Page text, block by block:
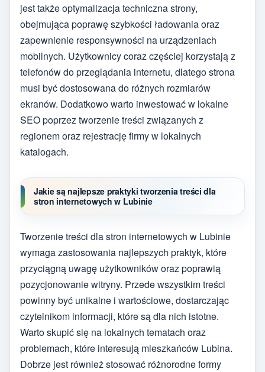
jest także optymalizacja techniczna strony,
obejmująca poprawę szybkości ładowania oraz
zapewnienie responsywności na urządzeniach
mobilnych. Użytkownicy coraz częściej korzystają z
telefonów do przeglądania internetu, dlatego strona
musi być dostosowana do różnych rozmiarów
ekranów. Dodatkowo warto inwestować w lokalne
SEO poprzez tworzenie treści związanych z
regionem oraz rejestrację firmy w lokalnych
katalogach.
Jakie są najlepsze praktyki tworzenia treści dla
stron internetowych w Lubinie
Tworzenie treści dla stron internetowych w Lubinie
wymaga zastosowania najlepszych praktyk, które
przyciągną uwagę użytkowników oraz poprawią
pozycjonowanie witryny. Przede wszystkim treści
powinny być unikalne i wartościowe, dostarczając
czytelnikom informacji, które są dla nich istotne.
Warto skupić się na lokalnych tematach oraz
problemach, które interesują mieszkańców Lubina.
Dobrze jest również stosować różnorodne formy